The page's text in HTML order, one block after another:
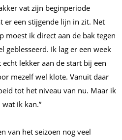
vat zijn beginperiode
er een stijgende lijn in zit. Net
moest ik direct aan de bak tegen
geblesseerd. Ik lag er een week
lekker aan de start bij een
mezelf wel klote. Vanuit daar
tot het niveau van nu. Maar ik
ik kan.”
van het seizoen nog veel